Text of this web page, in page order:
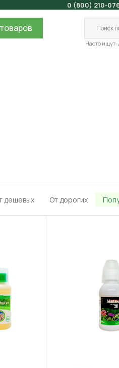
0 (800) 210-
Часто ищут:
дешевых От дорогих